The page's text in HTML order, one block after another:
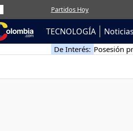
Partidos Hoy
TECNOLOGÍA
De Interés: Posesión